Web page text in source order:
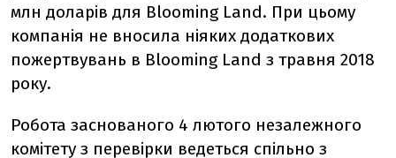
млн доларів для Blooming Land. При цьому
компанія не вносила ніяких додаткових
пожертвувань в Blooming Land з травня 2018
року.
Робота заснованого 4 лютого незалежного
комітету з перевірки ведеться спільно з